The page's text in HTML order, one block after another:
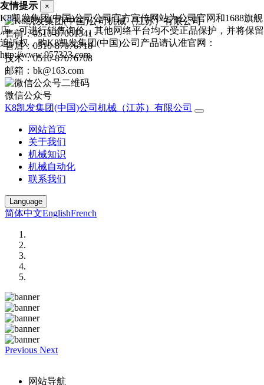
售前：0510-87061341
售后：0510-87076718
技术：0510-87076708
邮箱：bk@163.com
微信公众号
K8凯发集团(中国)公司机械（江苏）有限公司
网站首页
关于我们
机械知识
机械自动化
联系我们
Language
简体中文EnglishFrench
Previous Next
网站导航
友情提示 ×
K8凯发集团(中国)公司公司官方宣传网站为公司官网和1688旗舰
店，可进行销售询价，其他网络平台均不受正品保护，并将保留
追诉权，购K8凯发集团(中国)公司产品请认准官网：
http://www.957323.com